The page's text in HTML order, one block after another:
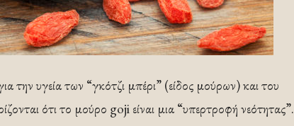
την υγεία των “γκότζι μπέρι” (είδος μούρων) και του
ότι το μούρο goji είναι μια “υπερτροφή νεότητας”.